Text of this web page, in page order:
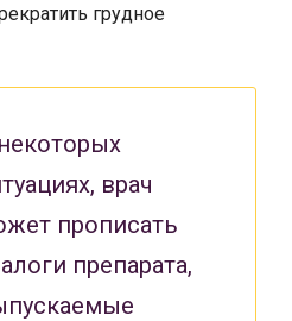
грудное
врач
прописать
препарата,